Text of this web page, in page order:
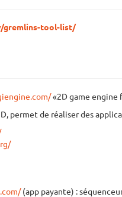
gremlins-tool-list/
«2D game engine
permet de réaliser des
(app payante) :